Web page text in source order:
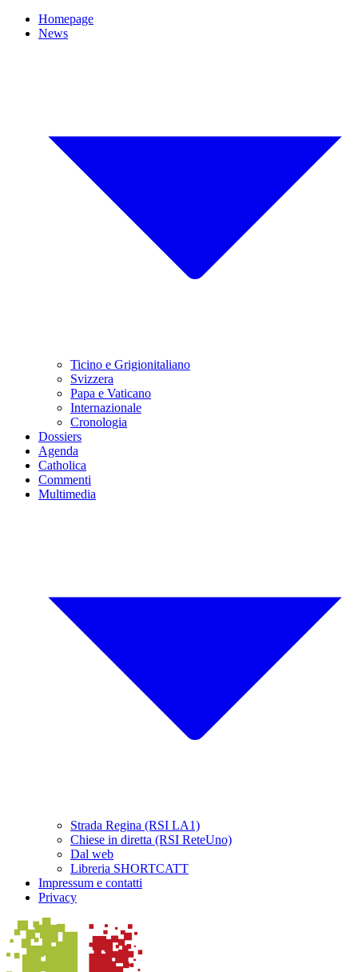
Homepage
News
Ticino e Grigionitaliano
Svizzera
Papa e Vaticano
Internazionale
Cronologia
Dossiers
Agenda
Catholica
Commenti
Multimedia
Strada Regina (RSI LA1)
Chiese in diretta (RSI ReteUno)
Dal web
Libreria SHORTCATT
Impressum e contatti
Privacy